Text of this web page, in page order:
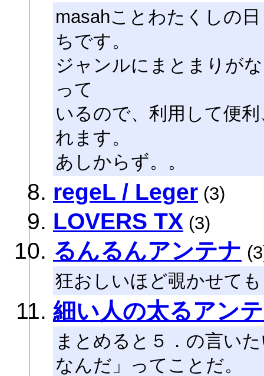
masahことわたくしの
ちです。
ジャンルにまとまりが
って
いるので、利用して便
れます。
あしからず。。
regeL / Leger (3)
LOVERS TX (3)
るんるんアンテナ
狂おしいほど覗かせて
細い人の太るアン
まとめると５．の言い
なんだ」ってことだ。